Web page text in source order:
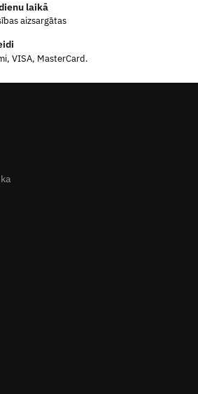
laikā
aizsargātas
VISA, MasterCard.